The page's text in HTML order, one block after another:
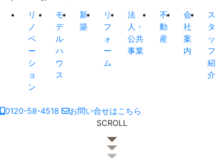
リ
ノ
ベ
ー
シ
ョ
ン
モ
デ
ル
ハ
ウ
ス
新
築
リ
フ
ォ
ー
ム
法
人・
公共
事業
不
動
産
会
社
案
内
ス
タ
ッ
フ
紹
介
0120-58-4518
お問い合せはこちら
SCROLL